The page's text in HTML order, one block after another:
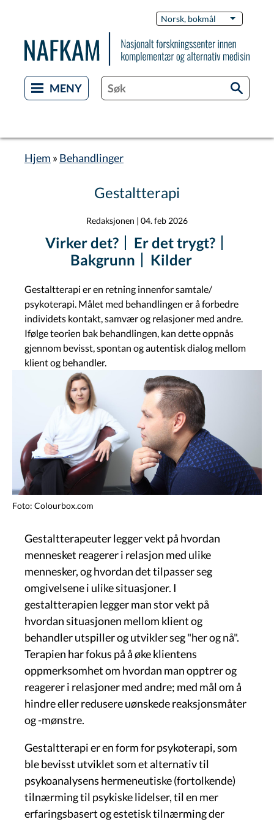
hovedinnhold
Norsk, bokmål List flere
Hjem Behandlinger
Gestaltterapi
Redaksjonen | 04. feb 2026
Virker det?
Er det trygt?
Bakgrunn
Kilder
Gestaltterapi er en retning innenfor samtale/
psykoterapi. Målet med behandlingen er å forbedre
individets kontakt, samvær og relasjoner med andre.
Ifølge teorien bak behandlingen, kan dette oppnås
gjennom bevisst, spontan og autentisk dialog mellom
klient og behandler.
Foto: Colourbox.com
Gestaltterapeuter legger vekt på hvordan
mennesket reagerer i relasjon med ulike
mennesker, og hvordan det tilpasser seg
omgivelsene i ulike situasjoner. I
gestaltterapien legger man stor vekt på
hvordan situasjonen mellom klient og
behandler utspiller og utvikler seg "her og nå".
Terapien har fokus på å øke klientens
oppmerksomhet om hvordan man opptrer og
reagerer i relasjoner med andre; med mål om å
hindre eller redusere uønskede reaksjonsmåter
og -mønstre.
Gestaltterapi er en form for psykoterapi, som
ble bevisst utviklet som et alternativ til
psykoanalysens hermeneutiske (fortolkende)
tilnærming til psykiske lidelser, til en mer
erfaringsbasert og estetisk tilnærming der